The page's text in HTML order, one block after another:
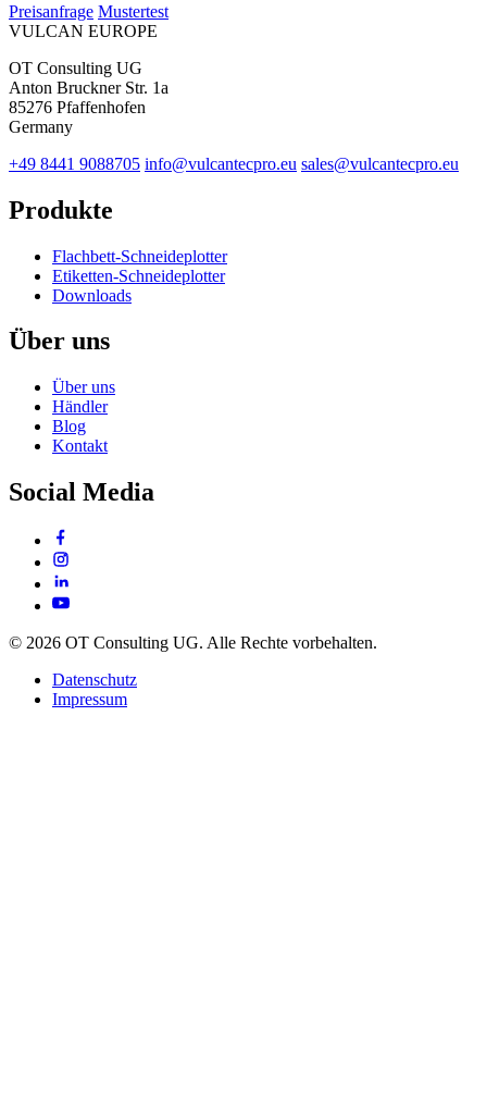
Preisanfrage Mustertest
VULCAN EUROPE
OT Consulting UG
Anton Bruckner Str. 1a
85276 Pfaffenhofen
Germany
+49 8441 9088705 info@vulcantecpro.eu sales@vulcantecpro.eu
Produkte
Flachbett-Schneideplotter
Etiketten-Schneideplotter
Downloads
Über uns
Über uns
Händler
Blog
Kontakt
Social Media
© 2026 OT Consulting UG. Alle Rechte vorbehalten.
Datenschutz
Impressum